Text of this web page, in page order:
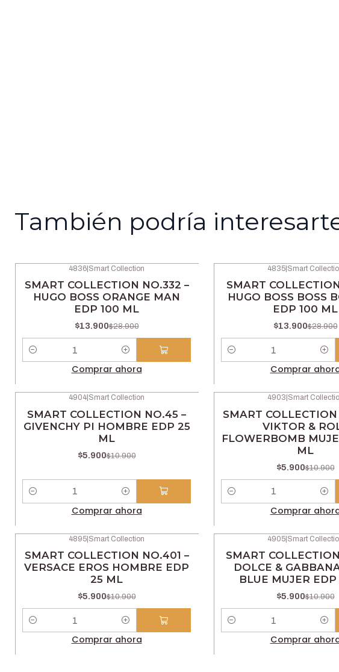
También podría
4836 Smart Collection
SMART COLLECTION NO.332 –
HUGO BOSS ORANGE MAN
EDP 100 ML
$13.900$28.900
Comprar ahora
4835 Smart
SMART
HUGO BOSS BOSS
EDP 100 ML
$13.900$28.900
Comprar
4904 Smart Collection
SMART COLLECTION NO.45 –
GIVENCHY PI HOMBRE EDP 25
ML
$5.900$10.900
Cantidad
Comprar ahora
4903 Smart
SMART
VIKTOR &
FLOWERBOMB
ML
$5.900$10.900
Cantidad
Comprar
4895|Smart Collection
SMART COLLECTION NO.401 –
VERSACE EROS HOMBRE EDP
25 ML
$5.900$10.900
Comprar ahora
4905|Smart
SMART
DOLCE &
BLUE MUJER
$5.900$10.900
Comprar